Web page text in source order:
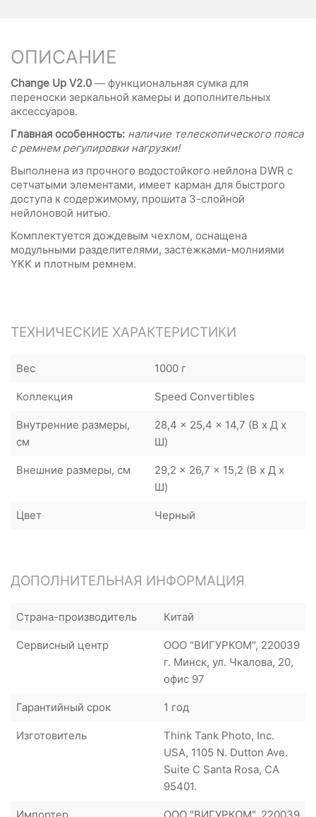
ОПИСАНИЕ
Change Up V2.0 — функциональная сумка для
переноски зеркальной камеры и дополнительных
аксессуаров.
Главная особенность: наличие телескопического пояса
с ремнем регулировки нагрузки!
Выполнена из прочного водостойкого нейлона DWR с
сетчатыми элементами, имеет карман для быстрого
доступа к содержимому, прошита 3-слойной
нейлоновой нитью.
Комплектуется дождевым чехлом, оснащена
модульными разделителями, застежками-молниями
YKK и плотным ремнем.
ТЕХНИЧЕСКИЕ ХАРАКТЕРИСТИКИ
Вес 1000 г
Коллекция Speed Convertibles
Внутренние размеры,
см
28,4 x 25,4 x 14,7 (В х Д х
Ш)
Внешние размеры, см
29,2 x 26,7 x 15,2 (В х Д х
Ш)
Цвет Черный
ДОПОЛНИТЕЛЬНАЯ ИНФОРМАЦИЯ
Страна-производитель Китай
Сервисный центр
ООО "ВИГУРКОМ", 220039
г. Минск, ул. Чкалова, 20,
офис 97
Гарантийный срок 1 год
Изготовитель
Think Tank Photo, Inc.
USA, 1105 N. Dutton Ave.
Suite C Santa Rosa, CA
95401.